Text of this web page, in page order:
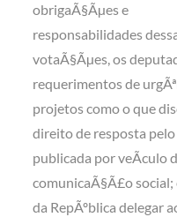
obrigaÃ§Ãµes e
responsabilidades
votaÃ§Ãµes, os
requerimentos de
projetos como o que
direito de resposta
publicada por veÃ­culo
comunicaÃ§Ã£o
da RepÃºblica delegar